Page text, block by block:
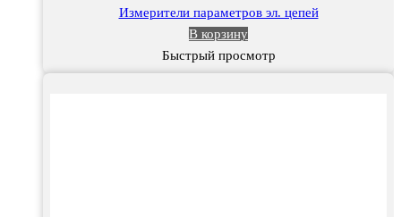
Измерители параметров эл. цепей
В корзину
Быстрый просмотр